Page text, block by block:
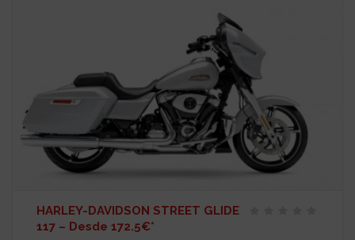
HARLEY-DAVIDSON STREET GLIDE
117 – Desde 172.5€*